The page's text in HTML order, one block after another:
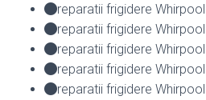
reparatii frigidere
reparatii frigidere
reparatii frigidere
reparatii frigidere
reparatii frigidere